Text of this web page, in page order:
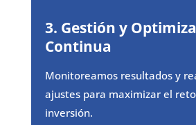
3. Gestión y
Continua
Monitoreamos resultados y
ajustes para maximizar el
inversión.